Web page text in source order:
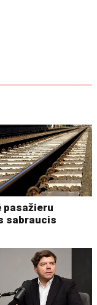
pasažieru
sabraucis